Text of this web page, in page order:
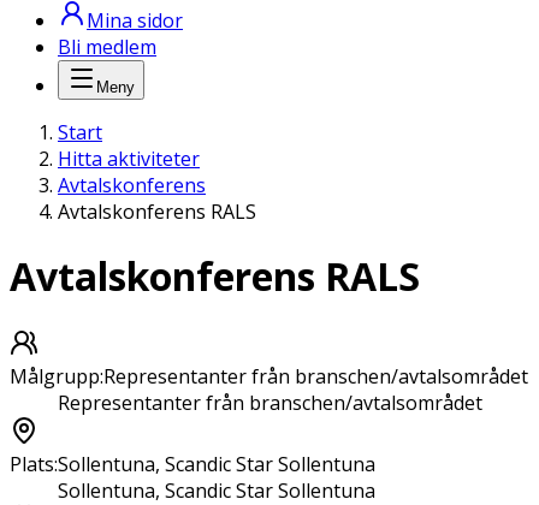
Mina sidor
Bli medlem
Meny
Start
Hitta aktiviteter
Avtalskonferens
Avtalskonferens RALS
Avtalskonferens RALS
Målgrupp:Representanter från branschen/avtalsområdet
Representanter från branschen/avtalsområdet
Plats:Sollentuna, Scandic Star Sollentuna
Sollentuna, Scandic Star Sollentuna